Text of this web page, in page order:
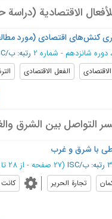
الاقتصادية (دراسة
اقتصادی (مورد
رتبه: ب/ISC
الفعل الاقتصادي
التواصل بين الشرق
با شرق و غرب
رتبه: ب/ISC (‎27 صفحه - از 28 تا 54
تجارة الحرير کانت